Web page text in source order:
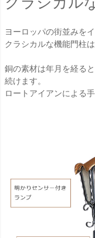
ヨーロッパの街並みを
クラシカルな機能門柱
銅の素材は年月を経る
続けます。
ロートアイアンによる